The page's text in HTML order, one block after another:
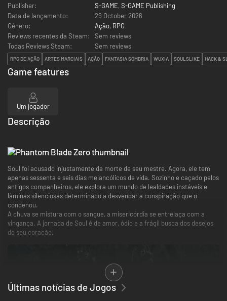
Publisher:
S-GAME, S-GAME Publishing
Data de lançamento:
29 October 2026
Género:
Ação, RPG
Reviews recentes da Steam:
Sem reviews
Todas Reviews Steam:
Sem reviews
RPG DE AÇÃO ARTES MARCIAIS AÇÃO FANTASIA SOMBRIA WUXIA SOULSLIKE HACK &
Game features
Um jogador
Descrição
Soul foi acusado injustamente da morte de seu mestre. Agora, ele tem
apenas sessenta e seis dias melancólicos de vida. Sozinho e caçado pelos
antigos companheiros, ele explora um mundo de lealdades instáveis e
lâminas silenciosas determinado a desvendar a conspiração que o
condenou.
A chuva se mistura com o sangue, a misericórdia se entrelaça com a
vingança. A jornada de Soul é de amor, ódio e a frágil busca dos desejos
do seu coração.
Últimas notícias de Jogos